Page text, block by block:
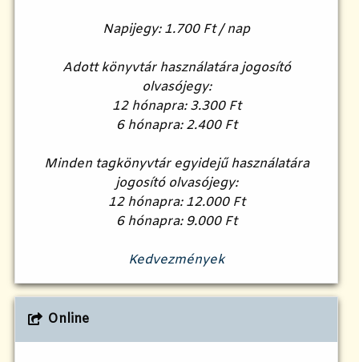
Napijegy: 1.700 Ft / nap
Adott könyvtár használatára jogosító
olvasójegy:
12 hónapra: 3.300 Ft
6 hónapra: 2.400 Ft
Minden tagkönyvtár egyidejű használatára
jogosító olvasójegy:
12 hónapra: 12.000 Ft
6 hónapra: 9.000 Ft
Kedvezmények
Online